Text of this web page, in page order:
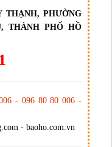
THẠNH, PHƯỜNG
THÀNH PHỐ HỒ
- 096 80 80 006 -
- baoho.com.vn